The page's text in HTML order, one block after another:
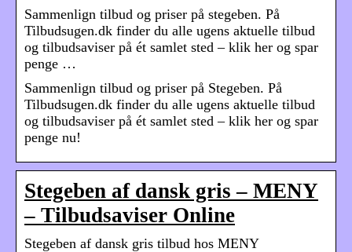
Sammenlign tilbud og priser på stegeben. På
Tilbudsugen.dk finder du alle ugens aktuelle tilbud
og tilbudsaviser på ét samlet sted – klik her og spar
penge …
Sammenlign tilbud og priser på Stegeben. På
Tilbudsugen.dk finder du alle ugens aktuelle tilbud
og tilbudsaviser på ét samlet sted – klik her og spar
penge nu!
Stegeben af dansk gris – MENY
– Tilbudsaviser Online
Stegeben af dansk gris tilbud hos MENY